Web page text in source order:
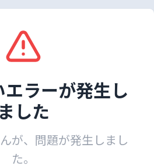
ラーが発生し
ました
が、問題が発生しまし
た。